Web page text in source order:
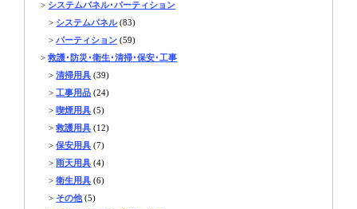
> システムパネル･パーティション
> システムパネル(83)
>パーティション (59)
>救護･防災･衛生･清掃･保安･工事
>清掃用具 (39)
> 工事用品 (24)
>喫煙用具 (5)
>救護用具 (12)
>保安用具 (7)
>雨天用具 (4)
>衛生用具 (6)
> その他(5)